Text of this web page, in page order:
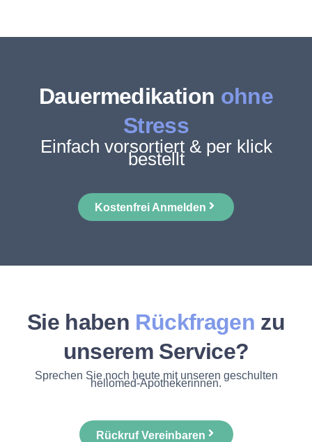
Dauermedikation ohne
Stress
Einfach vorsortiert & per klick
bestellt
Kostenfrei Anmelden
Sie haben Rückfragen zu
unserem Service?
Sprechen Sie noch heute mit unseren geschulten
hellomed-Apothekerinnen.
Rückruf Vereinbaren